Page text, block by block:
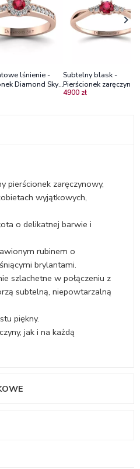
lśnienie -
Diamond Sky,
diamenty,
Subtelny blask -
Pierścionek
różowego złota z
4900 zł
pierścionek zaręczynowy,
wyjątkowych,
o delikatnej barwie i
rubinem o
brylantami.
szlachetne w połączeniu z
subtelną, niepowtarzalną
piękny.
jak i na każdą